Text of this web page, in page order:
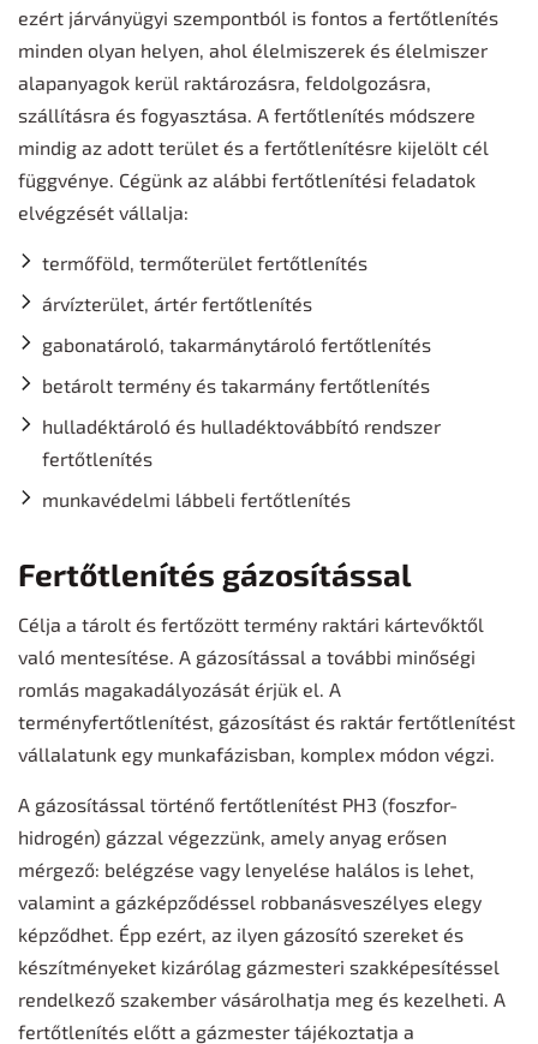
ezért járványügyi szempontból is fontos a fertőtlenítés
minden olyan helyen, ahol élelmiszerek és élelmiszer
alapanyagok kerül raktározásra, feldolgozásra,
szállításra és fogyasztása. A fertőtlenítés módszere
mindig az adott terület és a fertőtlenítésre kijelölt cél
függvénye. Cégünk az alábbi fertőtlenítési feladatok
elvégzését vállalja:
termőföld, termőterület fertőtlenítés
árvízterület, ártér fertőtlenítés
gabonatároló, takarmánytároló fertőtlenítés
betárolt termény és takarmány fertőtlenítés
hulladéktároló és hulladéktovábbító rendszer
fertőtlenítés
munkavédelmi lábbeli fertőtlenítés
Fertőtlenítés gázosítással
Célja a tárolt és fertőzött termény raktári kártevőktől
való mentesítése. A gázosítással a további minőségi
romlás magakadályozását érjük el. A
terményfertőtlenítést, gázosítást és raktár fertőtlenítést
vállalatunk egy munkafázisban, komplex módon végzi.
A gázosítással történő fertőtlenítést PH3 (foszfor-
hidrogén) gázzal végezzünk, amely anyag erősen
mérgező: belégzése vagy lenyelése halálos is lehet,
valamint a gázképződéssel robbanásveszélyes elegy
képződhet. Épp ezért, az ilyen gázosító szereket és
készítményeket kizárólag gázmesteri szakképesítéssel
rendelkező szakember vásárolhatja meg és kezelheti. A
fertőtlenítés előtt a gázmester tájékoztatja a